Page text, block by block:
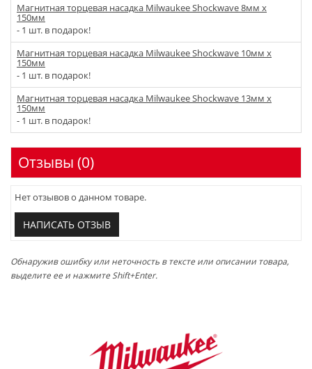
Магнитная торцевая насадка Milwaukee Shockwave 8мм x
150мм
- 1 шт. в подарок!
Магнитная торцевая насадка Milwaukee Shockwave 10мм x
150мм
- 1 шт. в подарок!
Магнитная торцевая насадка Milwaukee Shockwave 13мм x
150мм
- 1 шт. в подарок!
Отзывы (0)
Нет отзывов о данном товаре.
НАПИСАТЬ ОТЗЫВ
Обнаружив ошибку или неточность в тексте или описании товара,
выделите ее и нажмите Shift+Enter.